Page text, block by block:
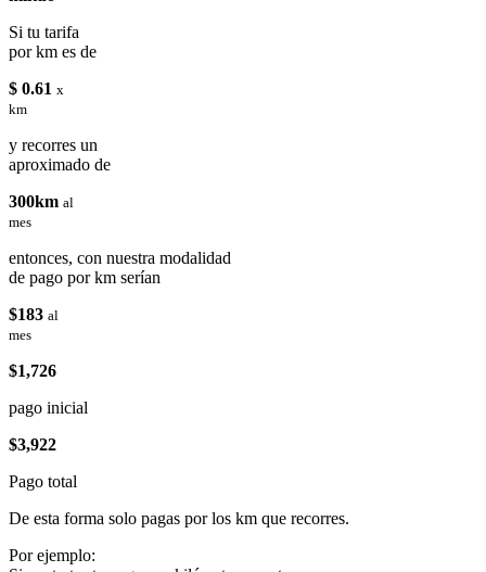
Si tu tarifa
por km es de
$ 0.61 x
km
y recorres un
aproximado de
300km al
mes
entonces, con nuestra modalidad
de pago por km serían
$183 al
mes
$1,726
pago inicial
$3,922
Pago total
De esta forma solo pagas por los km que recorres.
Por ejemplo: